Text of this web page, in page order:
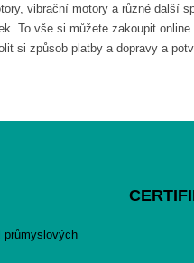
vibrační motory a různé další
To vše si můžete zakoupit
si způsob platby a dopravy a
průmyslových